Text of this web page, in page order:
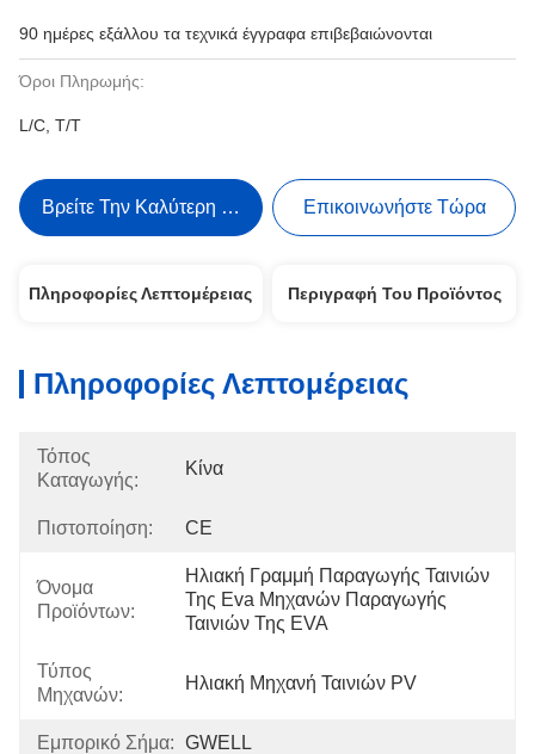
90 ημέρες εξάλλου τα τεχνικά έγγραφα επιβεβαιώνονται
Όροι Πληρωμής:
L/C, T/T
Βρείτε Την Καλύτερη Τιμή Επικοινωνήστε Τώρα
Πληροφορίες Λεπτομέρειας Περιγραφή Του Προϊόντος
Πληροφορίες Λεπτομέρειας
Τόπος
Καταγωγής:
Κίνα
Πιστοποίηση: CE
Όνομα
Προϊόντων:
Ηλιακή Γραμμή Παραγωγής Ταινιών
Της Eva Μηχανών Παραγωγής
Ταινιών Της EVA
Τύπος
Μηχανών:
Ηλιακή Μηχανή Ταινιών PV
Εμπορικό Σήμα: GWELL